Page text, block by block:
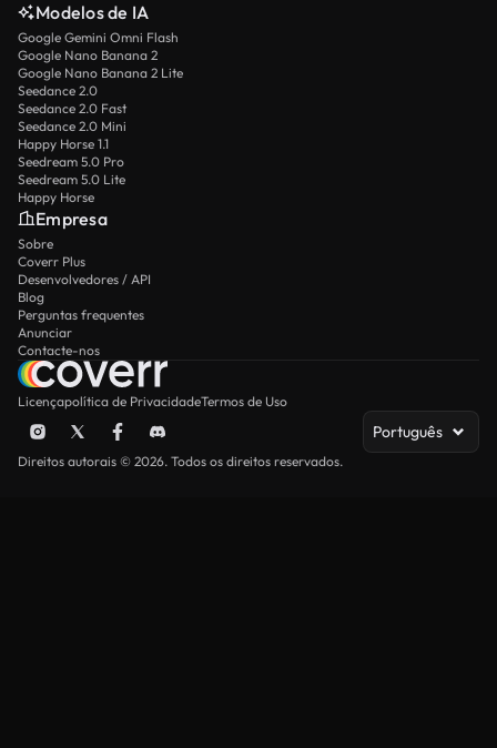
Modelos de IA
Google Gemini Omni Flash
Google Nano Banana 2
Google Nano Banana 2 Lite
Seedance 2.0
Seedance 2.0 Fast
Seedance 2.0 Mini
Happy Horse 1.1
Seedream 5.0 Pro
Seedream 5.0 Lite
Happy Horse
Empresa
Sobre
Coverr Plus
Desenvolvedores / API
Blog
Perguntas frequentes
Anunciar
Contacte-nos
Licençapolítica de PrivacidadeTermos de Uso
Português
Direitos autorais © 2026. Todos os direitos reservados.